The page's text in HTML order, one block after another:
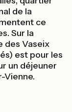
de la
ce
Sur la
des Vaseix
est pour les
un déjeuner
Vienne.